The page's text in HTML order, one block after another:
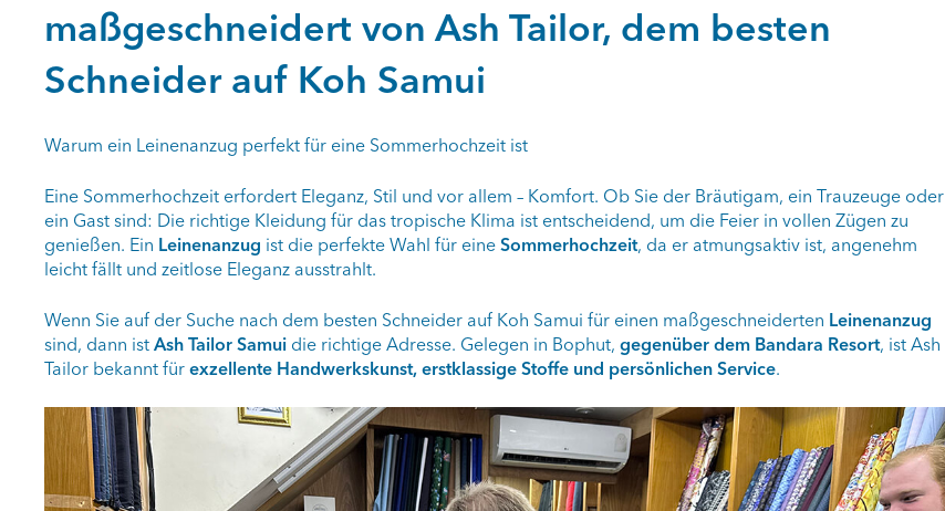
maßgeschneidert von Ash Tailor, dem besten
Schneider auf Koh Samui
Warum ein Leinenanzug perfekt für eine Sommerhochzeit ist
Eine Sommerhochzeit erfordert Eleganz, Stil und vor allem – Komfort. Ob Sie der Bräutigam, ein Trauzeuge oder
ein Gast sind: Die richtige Kleidung für das tropische Klima ist entscheidend, um die Feier in vollen Zügen zu
genießen. Ein Leinenanzug ist die perfekte Wahl für eine Sommerhochzeit, da er atmungsaktiv ist, angenehm
leicht fällt und zeitlose Eleganz ausstrahlt.
Wenn Sie auf der Suche nach dem besten Schneider auf Koh Samui für einen maßgeschneiderten Leinenanzug
sind, dann ist Ash Tailor Samui die richtige Adresse. Gelegen in Bophut, gegenüber dem Bandara Resort, ist Ash
Tailor bekannt für exzellente Handwerkskunst, erstklassige Stoffe und persönlichen Service.